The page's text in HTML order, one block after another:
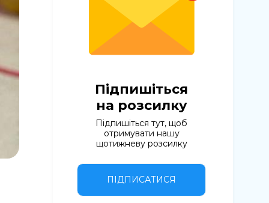
Підпишіться
на розсилку
Підпишіться тут, щоб
отримувати нашу
щотижневу розсилку
ПІДПИСАТИСЯ